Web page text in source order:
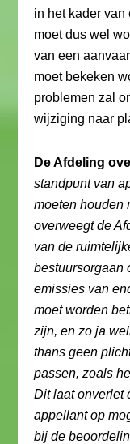
in het kader
moet dus wel
van een
moet bekeken
problemen zal
wijziging naar
De Afdeling
standpunt van
moeten houden
overweegt de
van de
bestuursorgaan
emissies van
moet worden
zijn, en zo ja
thans geen
passen, zoals
Dit laat onverlet
appellant op
bij de